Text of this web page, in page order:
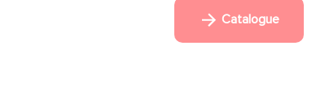
Catalogue